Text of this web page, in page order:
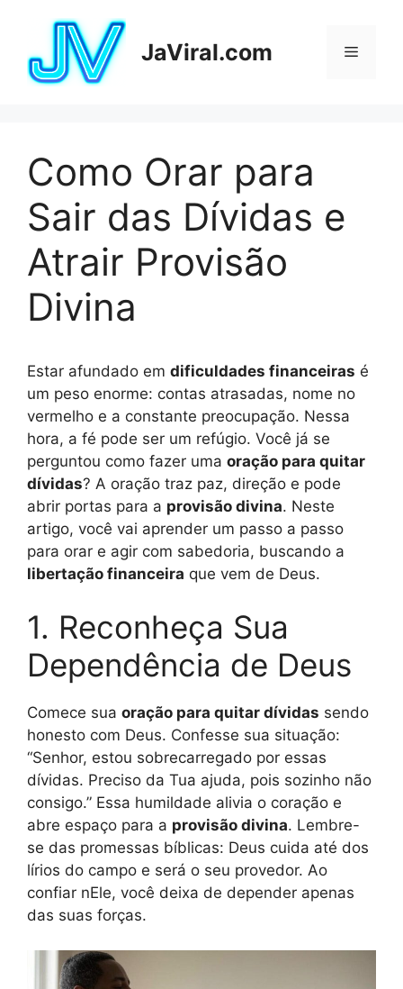
conteúdo
JaViral.com Menu
Como Orar para
Sair das Dívidas e
Atrair Provisão
Divina
Estar afundado em dificuldades financeiras é
um peso enorme: contas atrasadas, nome no
vermelho e a constante preocupação. Nessa
hora, a fé pode ser um refúgio. Você já se
perguntou como fazer uma oração para quitar
dívidas? A oração traz paz, direção e pode
abrir portas para a provisão divina. Neste
artigo, você vai aprender um passo a passo
para orar e agir com sabedoria, buscando a
libertação financeira que vem de Deus.
1. Reconheça Sua
Dependência de Deus
Comece sua oração para quitar dívidas sendo
honesto com Deus. Confesse sua situação:
“Senhor, estou sobrecarregado por essas
dívidas. Preciso da Tua ajuda, pois sozinho não
consigo.” Essa humildade alivia o coração e
abre espaço para a provisão divina. Lembre-
se das promessas bíblicas: Deus cuida até dos
lírios do campo e será o seu provedor. Ao
confiar nEle, você deixa de depender apenas
das suas forças.